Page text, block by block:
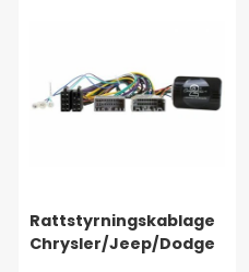
Rattstyrningskablage
Chrysler/Jeep/Dodge